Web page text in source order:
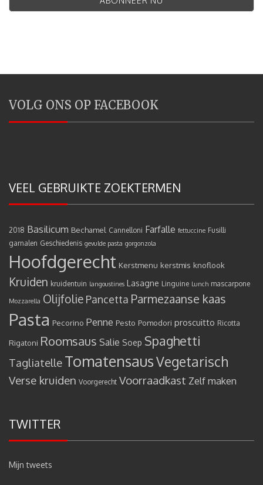
VOLG ONS OP FACEBOOK
VEEL GEBRUIKTE ZOEKTERMEN
2018 Basilicum Bechamel Cannelloni Farfalle fettuccine Fusilli
garnalen Geschiedenis gevulde pasta gorgonzola
Hoofdgerecht Kerstmenu kerstmis knoflook
Kruiden kruidentuin langoustines Lasagne Linguine Lunch mascarpone
Mozzarella Olijfolie Pancetta Parmezaanse kaas
Pasta Pecorino Penne Pesto Pomodori proscuitto Ricotta
Rigatoni Roomsaus Salie Soep Spaghetti
Tagliatelle TomatensausVegetarisch
Verse kruiden Voorgerecht Voorraadkast Zelf maken
TWITTER
Mijn tweets